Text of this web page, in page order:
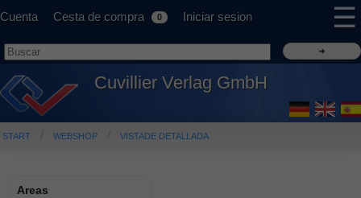
Cuenta Cesta de compra 0 Iniciar sesion ☰
Cuvillier Verlag GmbH
START WEBSHOP VISTADE DETALLADA
Areas